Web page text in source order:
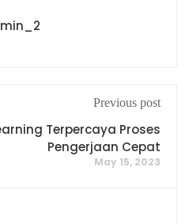
Previous post
Terpercaya Proses
Pengerjaan Cepat
May 15, 2023